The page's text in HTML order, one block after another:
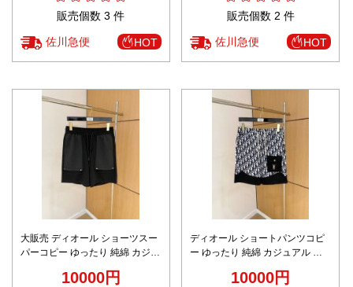
販売個数 3 件
佐川急便 HOT
販売個数 2 件
佐川急便 HOT
大販売 ディオール ショーツスー
パーコピー ゆったり 純綿 カジュ
10000円
ディオール ショートパンツコピ
ー ゆったり 純綿 カジュアル ス
10000円